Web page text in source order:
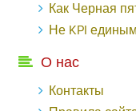
Как Черная пятница во «ВКонтакте»
Не KPI едиными:
О нас
Контакты